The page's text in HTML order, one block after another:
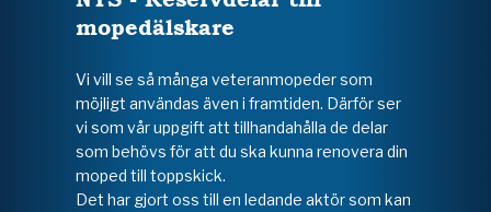
mopedälskare
Vi vill se så många veteranmopeder som
möjligt användas även i framtiden. Därför ser
vi som vår uppgift att tillhandahålla de delar
som behövs för att du ska kunna renovera din
moped till toppskick.
Det har gjort oss till en ledande aktör som kan